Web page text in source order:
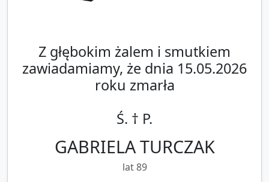
Z głębokim żalem i smutkiem
zawiadamiamy, że dnia 15.05.2026
roku zmarła
Ś. † P.
GABRIELA TURCZAK
lat 89